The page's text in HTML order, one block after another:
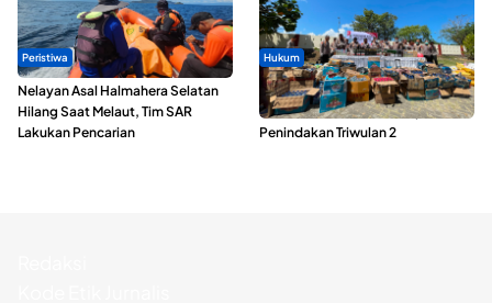
Peristiwa
Nelayan Asal Halmahera Selatan
Hilang Saat Melaut, Tim SAR
Lakukan Pencarian
Hukum
Polda Maluku Utara Musnahkan
Ribuan Liter Miras Hasil Operasi
Penindakan Triwulan 2